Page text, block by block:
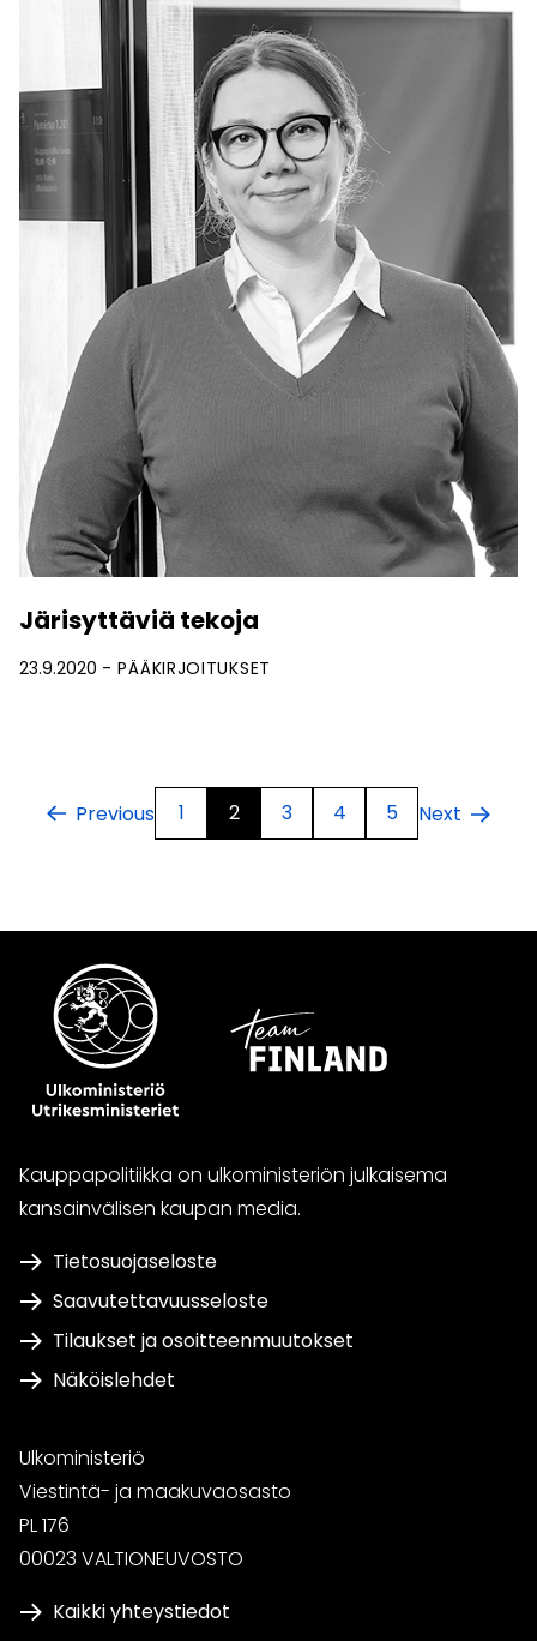
Järisyttäviä tekoja
23.9.2020 PÄÄKIRJOITUKSET
Previous 1 2 3 4 5 Next
Kauppapolitiikka on ulkoministeriön julkaisema
kansainvälisen kaupan media.
Tietosuojaseloste
Saavutettavuusseloste
Tilaukset ja osoitteenmuutokset
Näköislehdet
Ulkoministeriö
Viestintä- ja maakuvaosasto
PL 176
00023 VALTIONEUVOSTO
Kaikki yhteystiedot